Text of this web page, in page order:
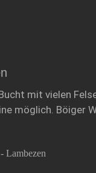
mit vielen
möglich. Böiger